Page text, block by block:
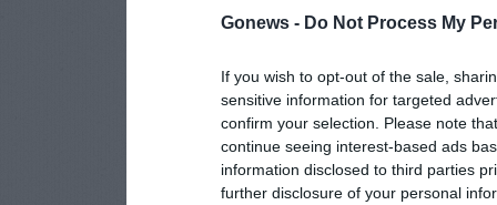
Gonews - Do Not Process My
If you wish to opt-out of the sale,
sensitive information for targeted
confirm your selection. Please note
continue seeing interest-based ads
information disclosed to third parties
further disclosure of your personal